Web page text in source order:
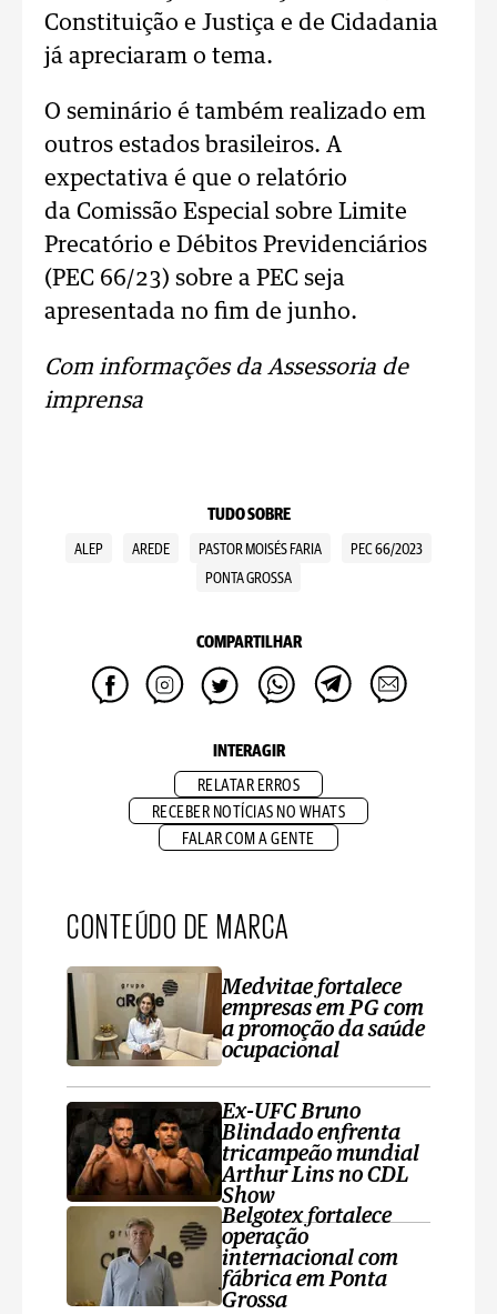
Constituição e Justiça e de Cidadania
já apreciaram o tema.
O seminário é também realizado em
outros estados brasileiros. A
expectativa é que o relatório
da Comissão Especial sobre Limite
Precatório e Débitos Previdenciários
(PEC 66/23) sobre a PEC seja
apresentada no fim de junho.
Com informações da Assessoria de
imprensa
TUDO SOBRE
ALEP AREDE PASTOR MOISÉS FARIA
PEC 66/2023
PONTA GROSSA
COMPARTILHAR
INTERAGIR
RELATAR ERROS
RECEBER NOTÍCIAS NO WHATS
FALAR COM A GENTE
CONTEÚDO DE MARCA
Medvitae fortalece
empresas em PG com
a promoção da saúde
ocupacional
Ex-UFC Bruno
Blindado enfrenta
tricampeão mundial
Arthur Lins no CDL
Show
Belgotex fortalece
operação
internacional com
fábrica em Ponta
Grossa